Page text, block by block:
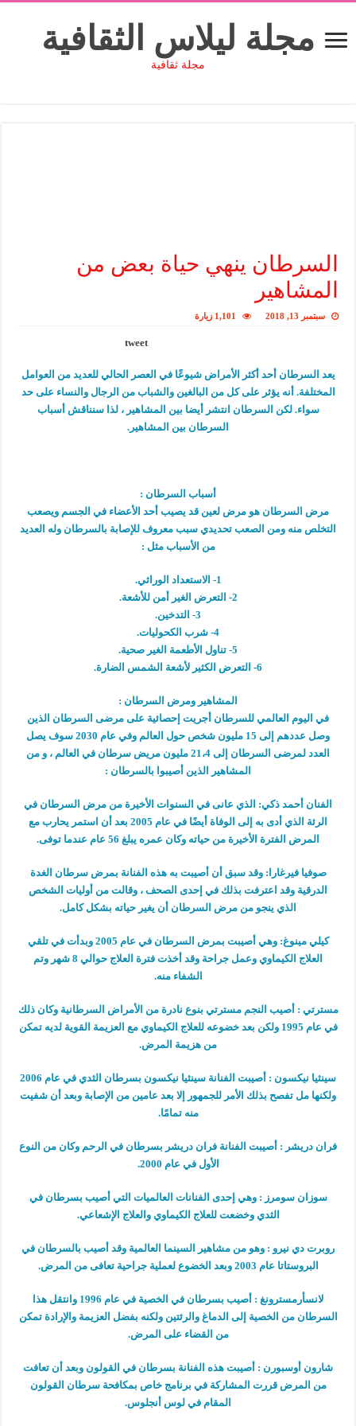
مجلة ليلاس الثقافية
مجلة ثقافية
السرطان ينهي حياة بعض من
المشاهير
سبتمبر 13, 2018 1,101 زيارة
tweet
يعد السرطان أحد أكثر الأمراض شيوعًا في العصر الحالي للعديد من العوامل
المختلفة. أنه يؤثر على كل من البالغين والشباب من الرجال والنساء على حد
سواء. لكن السرطان انتشر أيضا بين المشاهير ، لذا سنناقش أسباب
السرطان بين المشاهير.
أسباب السرطان :
مرض السرطان هو مرض لعين قد يصيب أحد الأعضاء في الجسم ويصعب
التخلص منه ومن الصعب تحديدي سبب معروف للإصابة بالسرطان وله العديد
من الأسباب مثل :
1- الاستعداد الوراثي.
2- التعرض الغير أمن للأشعة.
3- التدخين.
4- شرب الكحوليات.
5- تناول الأطعمة الغير صحية.
6- التعرض الكثير لأشعة الشمس الضارة.
المشاهير ومرض السرطان :
في اليوم العالمي للسرطان أجريت إحصائية على مرضى السرطان الذين
وصل عددهم إلى 15 مليون شخص حول العالم وفي عام 2030 سوف يصل
العدد لمرضى السرطان إلى 21،4 مليون مريض سرطان في العالم ، و من
المشاهير الذين أصيبوا بالسرطان :
الفنان أحمد ذكي: الذي عانى في السنوات الأخيرة من مرض السرطان في
الرئة الذي أدى به إلى الوفاة أيضًا في عام 2005 بعد أن استمر يحارب مع
المرض الفترة الأخيرة من حياته وكان عمره يبلغ 56 عام عندما توفى.
صوفيا فيرغارا: وقد سبق أن أصيبت به هذه الفنانة بمرض سرطان الغدة
الدرقية وقد اعترفت بذلك في إحدى الصحف ، وقالت من أوليات الشخص
الذي ينجو من مرض السرطان أن يغير حياته بشكل كامل.
كيلي مينوغ: وهي أصيبت بمرض السرطان في عام 2005 وبدأت في تلقي
العلاج الكيماوي وعمل جراحة وقد أخذت فترة العلاج حوالي 8 شهر وتم
الشفاء منه.
مسترتي : أصيب النجم مسترتي بنوع نادرة من الأمراض السرطانية وكان ذلك
في عام 1995 ولكن بعد خضوعه للعلاج الكيماوي مع العزيمة القوية لديه تمكن
من هزيمة المرض.
سينثيا نيكسون : أصيبت الفنانة سينثيا نيكسون بسرطان الثدي في عام 2006
ولكنها مل تفصح بذلك الأمر للجمهور إلا بعد عامين من الإصابة وبعد أن شفيت
منه تمامًا.
فران دريشر : أصيبت الفنانة فران دريشر بسرطان في الرحم وكان من النوع
الأول في عام 2000.
سوزان سومرز : وهي إحدى الفنانات العالميات التي أصيب بسرطان في
الثدي وخضعت للعلاج الكيماوي والعلاج الإشعاعي.
روبرت دي نيرو : وهو من مشاهير السينما العالمية وقد أصيب بالسرطان في
البروستاتا عام 2003 وبعد الخضوع لعملية جراحية تعافى من المرض.
لانسأرمسترونغ : أصيب بسرطان في الخصية في عام 1996 وانتقل هذا
السرطان من الخصية إلى الدماغ والرئتين ولكنه بفضل العزيمة والإرادة تمكن
من القضاء على المرض.
شارون أوسبورن : أصيبت هذه الفنانة بسرطان في القولون وبعد أن تعافت
من المرض قررت المشاركة في برنامج خاص بمكافحة سرطان القولون
المقام في لوس أنجلوس.